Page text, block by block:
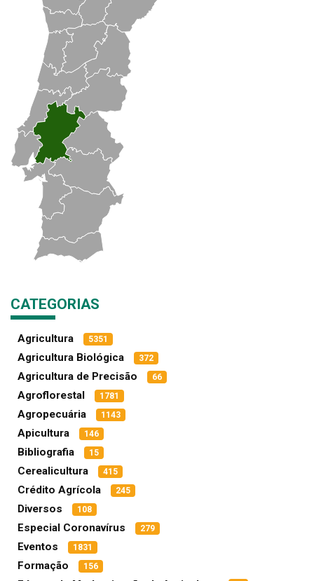
CATEGORIAS
Agricultura 5351
Agricultura Biológica 372
Agricultura de Precisão 66
Agroflorestal 1781
Agropecuária 1143
Apicultura 146
Bibliografia 15
Cerealicultura 415
Crédito Agrícola 245
Diversos 108
Especial Coronavírus 279
Eventos 1831
Formação 156